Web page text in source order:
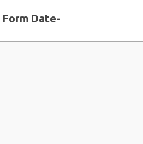
Form Date-